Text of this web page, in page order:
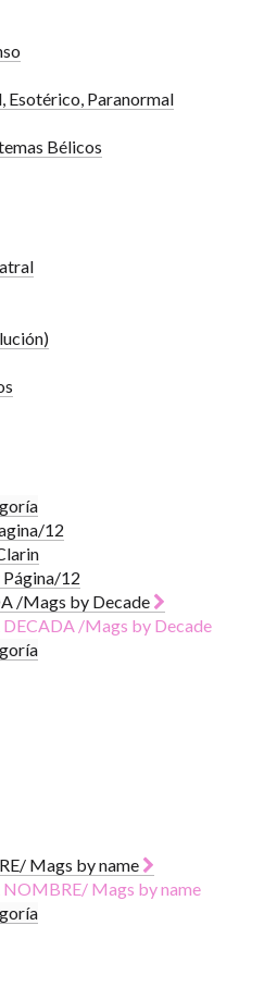
Esotérico, Paranormal
Bélicos
12
Página/12
/Mags by Decade
DECADA /Mags by Decade
Mags by name
NOMBRE/ Mags by name